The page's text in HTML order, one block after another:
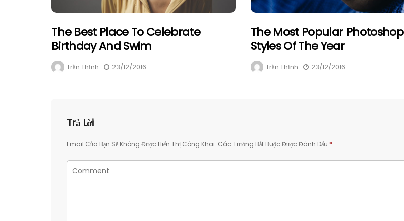
The Best Place To Celebrate
Birthday And Swim
Trần Thịnh 23/12/2016
The Most Popular Photoshop
Styles Of The Year
Trần Thịnh 23/12/2016
Trả Lời
Email Của Bạn Sẽ Không Được Hiển Thị Công Khai. Các Trường Bắt Buộc Được Đánh Dấu *